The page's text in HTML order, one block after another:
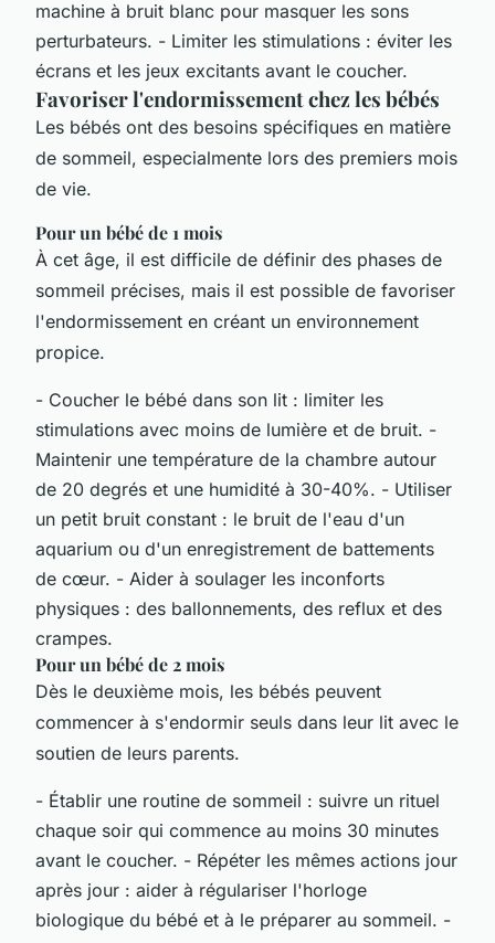
machine à bruit blanc pour masquer les sons
perturbateurs. - Limiter les stimulations : éviter les
écrans et les jeux excitants avant le coucher.
Favoriser l'endormissement chez les bébés
Les bébés ont des besoins spécifiques en matière
de sommeil, especialmente lors des premiers mois
de vie.
Pour un bébé de 1 mois
À cet âge, il est difficile de définir des phases de
sommeil précises, mais il est possible de favoriser
l'endormissement en créant un environnement
propice.
- Coucher le bébé dans son lit : limiter les
stimulations avec moins de lumière et de bruit. -
Maintenir une température de la chambre autour
de 20 degrés et une humidité à 30-40%. - Utiliser
un petit bruit constant : le bruit de l'eau d'un
aquarium ou d'un enregistrement de battements
de cœur. - Aider à soulager les inconforts
physiques : des ballonnements, des reflux et des
crampes.
Pour un bébé de 2 mois
Dès le deuxième mois, les bébés peuvent
commencer à s'endormir seuls dans leur lit avec le
soutien de leurs parents.
- Établir une routine de sommeil : suivre un rituel
chaque soir qui commence au moins 30 minutes
avant le coucher. - Répéter les mêmes actions jour
après jour : aider à régulariser l'horloge
biologique du bébé et à le préparer au sommeil. -